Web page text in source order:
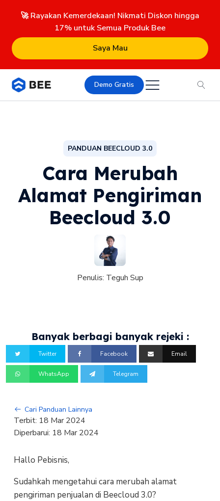
🚀 Rayakan Kemerdekaan! Nikmati Diskon hingga
17% untuk Semua Produk Bee
Saya Mau
Demo Gratis
PANDUAN BEECLOUD 3.0
Cara Merubah
Alamat Pengiriman
Beecloud 3.0
Penulis: Teguh Sup
Banyak berbagi banyak rejeki :
Twitter Facebook Email
WhatsApp Telegram
Cari Panduan Lainnya
Terbit: 18 Mar 2024
Diperbarui: 18 Mar 2024
Hallo Pebisnis,
Sudahkah mengetahui cara merubah alamat
pengiriman penjualan di Beecloud 3.0?